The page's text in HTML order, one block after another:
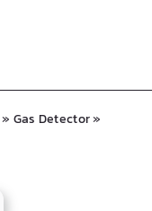
» Gas Detector»